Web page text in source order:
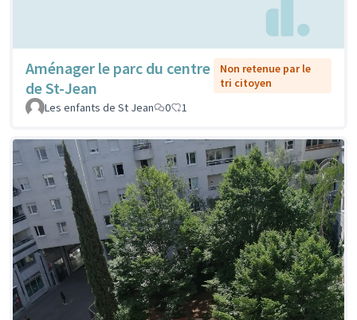
Aménager le parc du centre
de St-Jean
Non retenue par le
tri citoyen
Les enfants de St Jean
0 1